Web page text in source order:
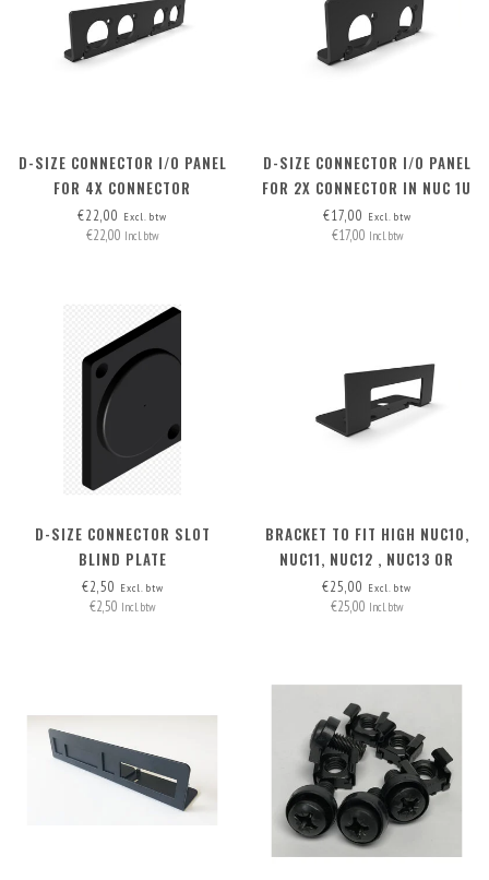
D-SIZE CONNECTOR I/O PANEL
FOR 4X CONNECTOR
€22,00 Excl. btw
€22,00 Incl. btw
D-SIZE CONNECTOR I/O PANEL
FOR 2X CONNECTOR IN NUC 1U
AND NUC 1.5U RACK MOUNT
€17,00 Excl. btw
€17,00 Incl. btw
D-SIZE CONNECTOR SLOT
BLIND PLATE
€2,50 Excl. btw
€2,50 Incl. btw
BRACKET TO FIT HIGH NUC10,
NUC11, NUC12 , NUC13 OR
NUC14 IN THE MAC STUDIO
SECOND SLOT
€25,00 Excl. btw
€25,00 Incl. btw